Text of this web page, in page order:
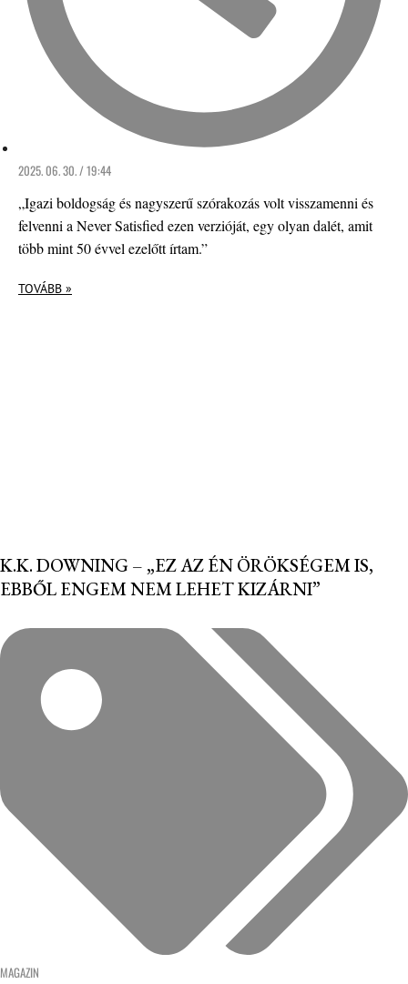
2025. 06. 30. / 19:44
„Igazi boldogság és nagyszerű szórakozás volt visszamenni és
felvenni a Never Satisfied ezen verzióját, egy olyan dalét, amit
több mint 50 évvel ezelőtt írtam.”
TOVÁBB »
K.K. DOWNING – „EZ AZ ÉN ÖRÖKSÉGEM IS,
EBBŐL ENGEM NEM LEHET KIZÁRNI”
MAGAZIN